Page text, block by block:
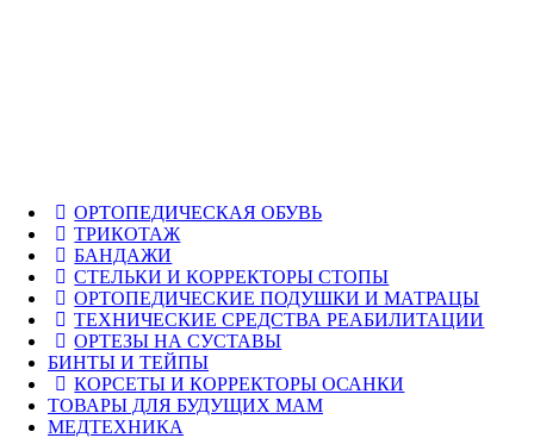
ОРТОПЕДИЧЕСКАЯ ОБУВЬ
ТРИКОТАЖ
БАНДАЖИ
СТЕЛЬКИ И КОРРЕКТОРЫ СТОПЫ
ОРТОПЕДИЧЕСКИЕ ПОДУШКИ И МАТРАЦЫ
ТЕХНИЧЕСКИЕ СРЕДСТВА РЕАБИЛИТАЦИИ
ОРТЕЗЫ НА СУСТАВЫ
БИНТЫ И ТЕЙПЫ
КОРСЕТЫ И КОРРЕКТОРЫ ОСАНКИ
ТОВАРЫ ДЛЯ БУДУЩИХ МАМ
МЕДТЕХНИКА